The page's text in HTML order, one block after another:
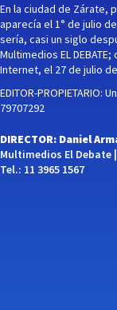
En la ciudad de Zárate,
aparecía el 1° de julio
sería, casi un siglo
Multimedios EL
Internet, el 27 de julio
EDITOR-PROPIETARIO:
79707292
DIRECTOR: Daniel
Multimedios El Debate
Tel.: 11 3965 1567